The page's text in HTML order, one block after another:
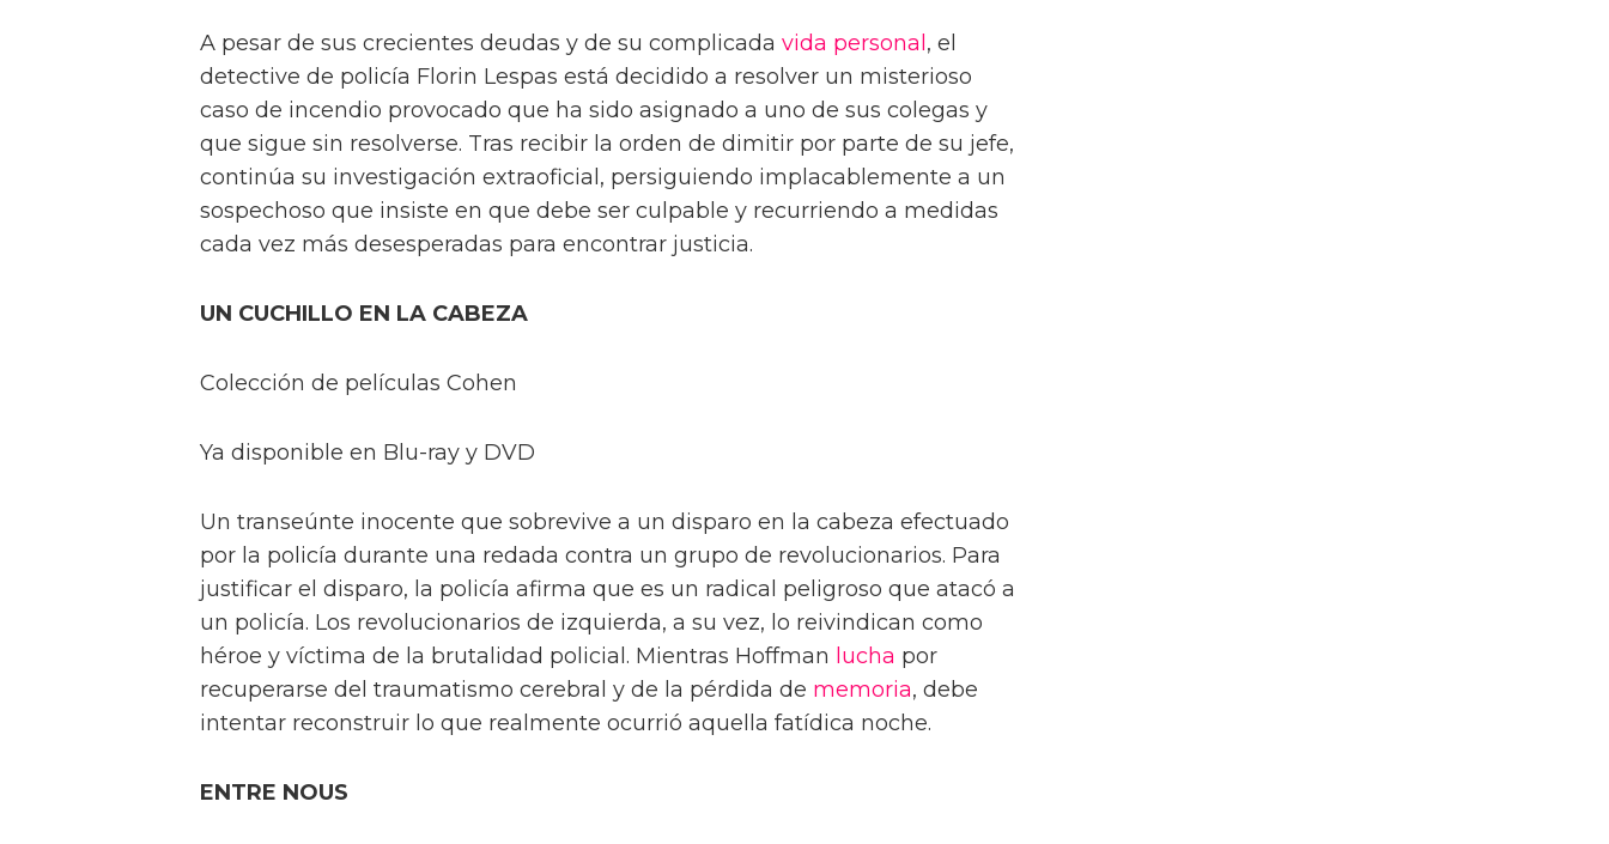
A pesar de sus crecientes deudas y de su complicada vida personal, el
detective de policía Florin Lespas está decidido a resolver un misterioso
caso de incendio provocado que ha sido asignado a uno de sus colegas y
que sigue sin resolverse. Tras recibir la orden de dimitir por parte de su jefe,
continúa su investigación extraoficial, persiguiendo implacablemente a un
sospechoso que insiste en que debe ser culpable y recurriendo a medidas
cada vez más desesperadas para encontrar justicia.
UN CUCHILLO EN LA CABEZA
Colección de películas Cohen
Ya disponible en Blu-ray y DVD
Un transeúnte inocente que sobrevive a un disparo en la cabeza efectuado
por la policía durante una redada contra un grupo de revolucionarios. Para
justificar el disparo, la policía afirma que es un radical peligroso que atacó a
un policía. Los revolucionarios de izquierda, a su vez, lo reivindican como
héroe y víctima de la brutalidad policial. Mientras Hoffman lucha por
recuperarse del traumatismo cerebral y de la pérdida de memoria, debe
intentar reconstruir lo que realmente ocurrió aquella fatídica noche.
ENTRE NOUS